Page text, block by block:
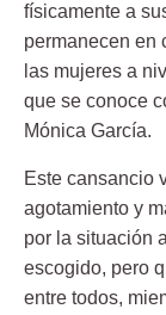
físicamente a
permanecen en
las mujeres a
que se conoce
Mónica García.
Este cansancio
agotamiento y
por la situación
escogido, pero
entre todos,